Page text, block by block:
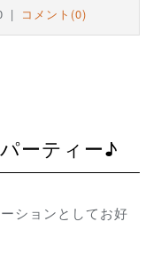
コメント(0)
パーティー♪
ションとしてお好